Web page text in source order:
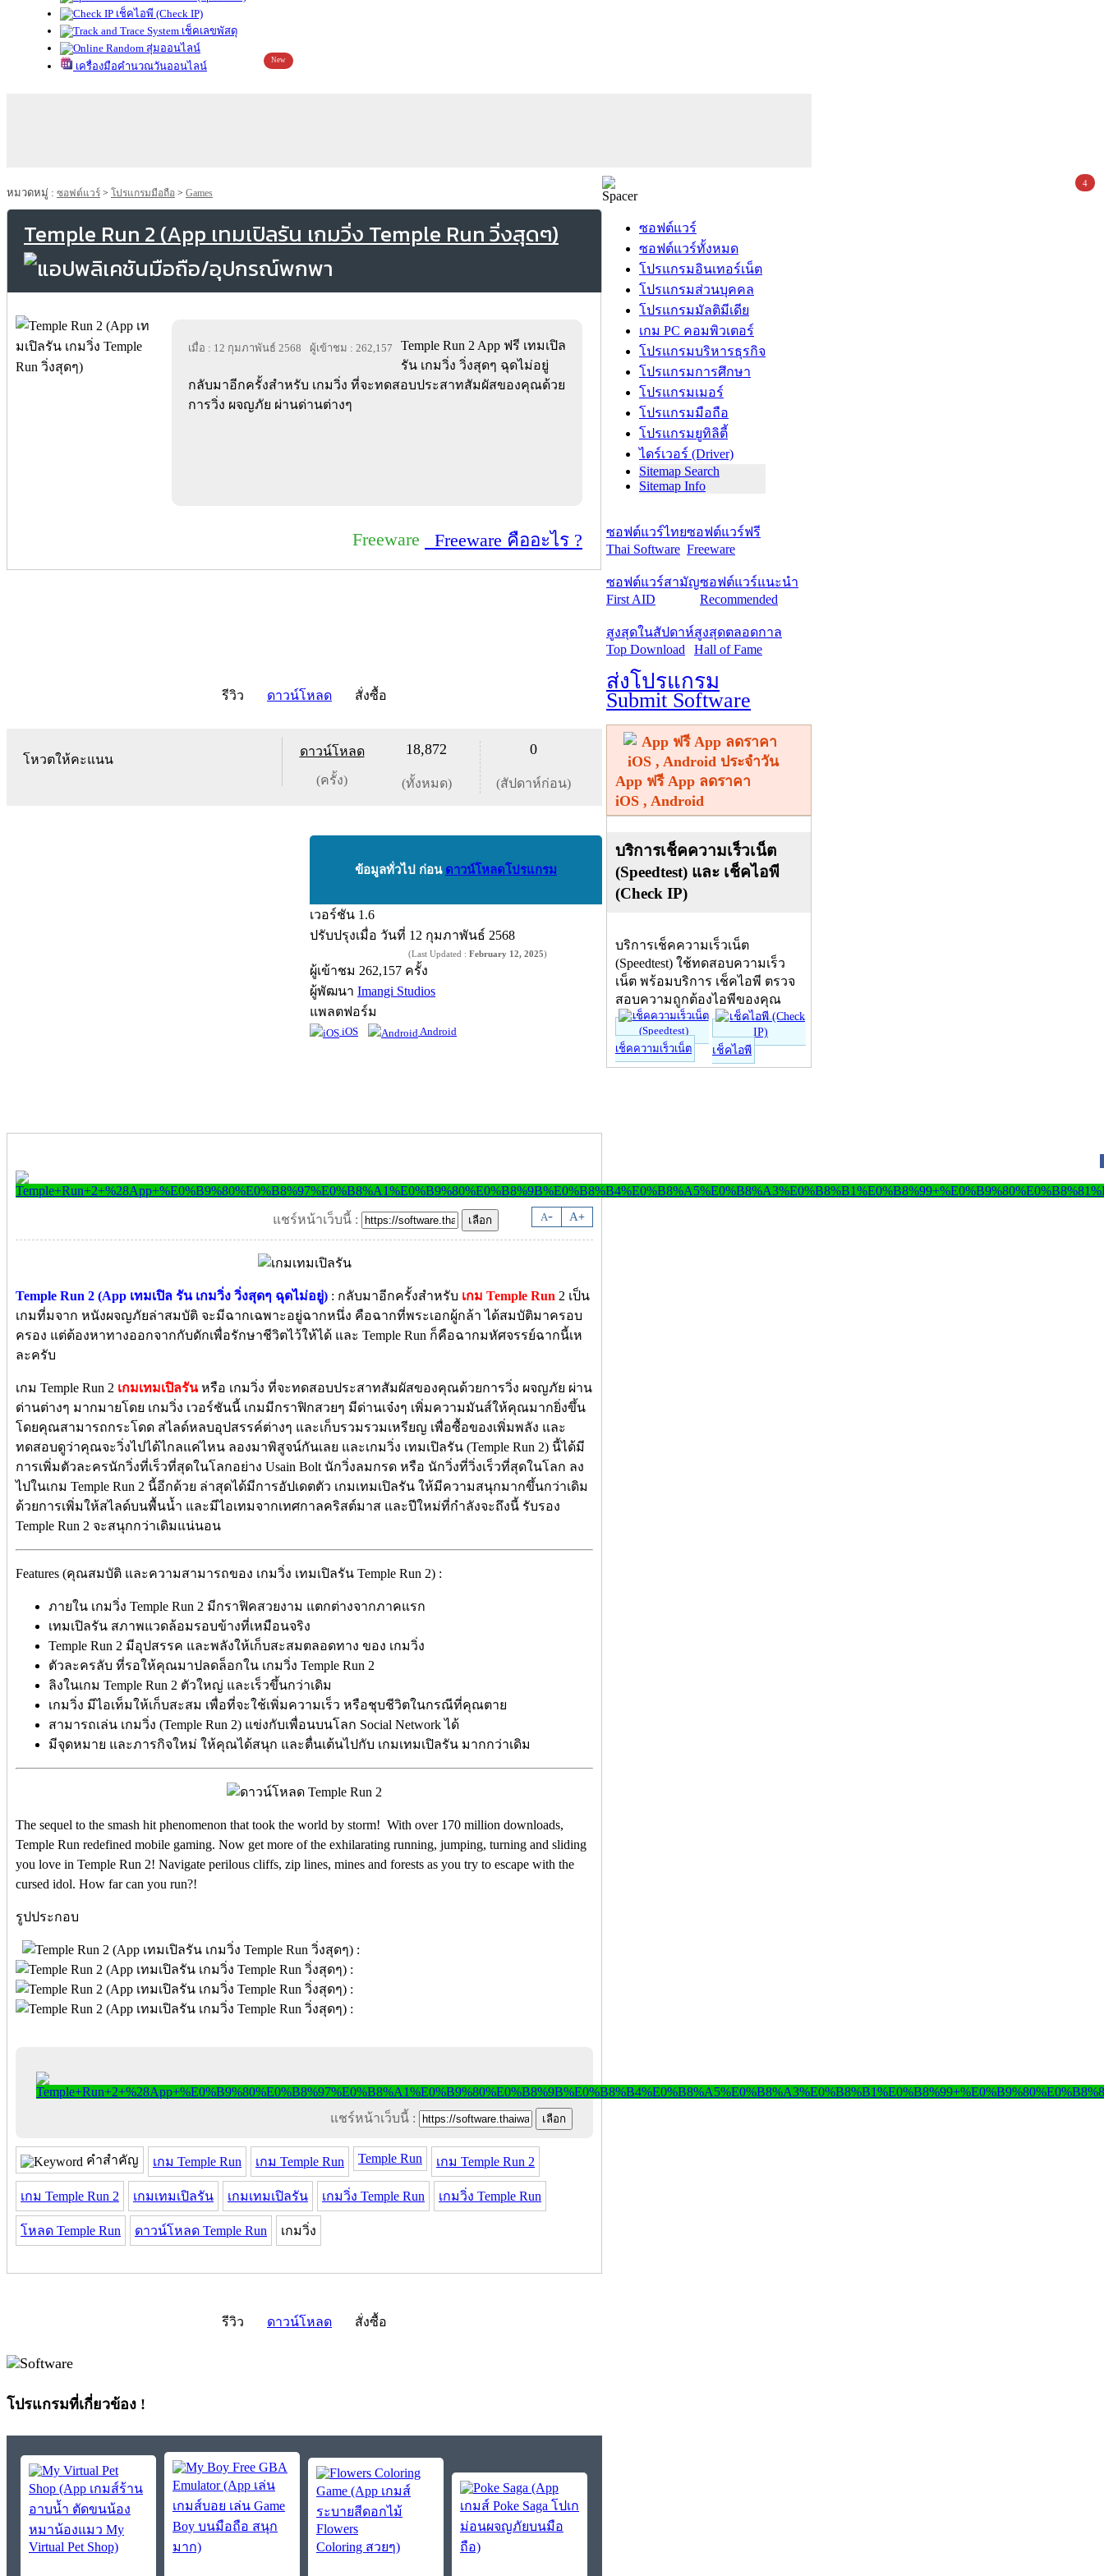
เช็คไอพี (Check IP)
เช็คเลขพัสดุ
สุ่มออนไลน์
เครื่องมือคำนวณวันออนไลน์
New
หมวดหมู่ : ซอฟต์แวร์ > โปรแกรมมือถือ > Games
Temple Run 2 (App เทมเปิลรัน เกมวิ่ง Temple Run วิ่งสุดๆ)
เมื่อ : 12 กุมภาพันธ์ 2568 ผู้เข้าชม : 262,157
Temple Run 2 App ฟรี เทมเปิล
รัน เกมวิ่ง วิ่งสุดๆ ฉุดไม่อยู่
กลับมาอีกครั้งสำหรับ เกมวิ่ง ที่จะทดสอบประสาทสัมผัสของคุณด้วย
การวิ่ง ผจญภัย ผ่านด่านต่างๆ
Freeware Freeware คืออะไร ?
รีวิว ดาวน์โหลด สั่งซื้อ
โหวตให้คะแนน
ดาวน์โหลด
(ครั้ง)
18,872
(ทั้งหมด)
0
(สัปดาห์ก่อน)
ข้อมูลทั่วไป ก่อน ดาวน์โหลดโปรแกรม
เวอร์ชัน 1.6
ปรับปรุงเมื่อ วันที่ 12 กุมภาพันธ์ 2568
(Last Updated : February 12, 2025)
ผู้เข้าชม 262,157 ครั้ง
ผู้พัฒนา Imangi Studios
แพลตฟอร์ม
iOS Android
A- A+
แชร์หน้าเว็บนี้ :
Temple Run 2 (App เทมเปิล รัน เกมวิ่ง วิ่งสุดๆ ฉุดไม่อยู่) : กลับมาอีกครั้งสำหรับ เกม Temple Run 2 เป็น
เกมที่มจาก หนังผจญภัยล่าสมบัติ จะมีฉากเฉพาะอยู่ฉากหนึ่ง คือฉากที่พระเอกผู้กล้า ได้สมบัติมาครอบ
ครอง แต่ต้องหาทางออกจากกับดักเพื่อรักษาชีวิตไว้ให้ได้ และ Temple Run ก็คือฉากมหัศจรรย์ฉากนี้เห
ละครับ
เกม Temple Run 2 เกมเทมเปิลรัน หรือ เกมวิ่ง ที่จะทดสอบประสาทสัมผัสของคุณด้วยการวิ่ง ผจญภัย ผ่าน
ด่านต่างๆ มากมายโดย เกมวิ่ง เวอร์ชันนี้ เกมมีกราฟิกสวยๆ มีด่านเจ๋งๆ เพิ่มความมันส์ให้คุณมากยิ่งขึ้น
โดยคุณสามารถกระโดด สไลด์หลบอุปสรรค์ต่างๆ และเก็บรวมรวมเหรียญ เพื่อซื้อของเพิ่มพลัง และ
ทดสอบดูว่าคุณจะวิ่งไปได้ไกลแค่ไหน ลองมาพิสูจน์กันเลย และเกมวิ่ง เทมเปิลรัน (Temple Run 2) นี้ได้มี
การเพิ่มตัวละครนักวิ่งที่เร็วที่สุดในโลกอย่าง Usain Bolt นักวิ่งลมกรด หรือ นักวิ่งที่วิ่งเร็วที่สุดในโลก ลง
ไปในเกม Temple Run 2 นี้อีกด้วย ล่าสุดได้มีการอัปเดตตัว เกมเทมเปิลรัน ให้มีความสนุกมากขึ้นกว่าเดิม
ด้วยการเพิ่มให้สไลด์บนพื้นน้ำ และมีไอเทมจากเทศกาลคริสต์มาส และปีใหม่ที่กำลังจะถึงนี้ รับรอง
Temple Run 2 จะสนุกกว่าเดิมแน่นอน
Features (คุณสมบัติ และความสามารถของ เกมวิ่ง เทมเปิลรัน Temple Run 2) :
ภายใน เกมวิ่ง Temple Run 2 มีกราฟิคสวยงาม แตกต่างจากภาคแรก
เทมเปิลรัน สภาพแวดล้อมรอบข้างที่เหมือนจริง
Temple Run 2 มีอุปสรรค และพลังให้เก็บสะสมตลอดทาง ของ เกมวิ่ง
ตัวละครลับ ที่รอให้คุณมาปลดล็อกใน เกมวิ่ง Temple Run 2
ลิงในเกม Temple Run 2 ตัวใหญ่ และเร็วขึ้นกว่าเดิม
เกมวิ่ง มีไอเท็มให้เก็บสะสม เพื่อที่จะใช้เพิ่มความเร็ว หรือชุบชีวิตในกรณีที่คุณตาย
สามารถเล่น เกมวิ่ง (Temple Run 2) แข่งกับเพื่อนบนโลก Social Network ได้
มีจุดหมาย และภารกิจใหม่ ให้คุณได้สนุก และตื่นเต้นไปกับ เกมเทมเปิลรัน มากกว่าเดิม
The sequel to the smash hit phenomenon that took the world by storm! With over 170 million downloads,
Temple Run redefined mobile gaming. Now get more of the exhilarating running, jumping, turning and sliding
you love in Temple Run 2! Navigate perilous cliffs, zip lines, mines and forests as you try to escape with the
cursed idol. How far can you run?!
รูปประกอบ
แชร์หน้าเว็บนี้ :
คำสำคัญ เกม Temple Run เกม Temple Run Temple Run เกม Temple Run 2
เกม Temple Run 2 เกมเทมเปิลรัน เกมเทมเปิลรัน เกมวิ่ง Temple Run เกมวิ่ง Temple Run
โหลด Temple Run ดาวน์โหลด Temple Run เกมวิ่ง
รีวิว ดาวน์โหลด สั่งซื้อ
โปรแกรมที่เกี่ยวข้อง !
ซอฟต์แวร์
ซอฟต์แวร์ทั้งหมด
โปรแกรมอินเทอร์เน็ต
โปรแกรมส่วนบุคคล
โปรแกรมมัลติมีเดีย
เกม PC คอมพิวเตอร์
โปรแกรมบริหารธุรกิจ
โปรแกรมการศึกษา
โปรแกรมเมอร์
โปรแกรมมือถือ
โปรแกรมยูทิลิตี้
ไดร์เวอร์ (Driver)
Sitemap Search
Sitemap Info
ซอฟต์แวร์ไทย
Thai Software
ซอฟต์แวร์ฟรี
Freeware
ซอฟต์แวร์สามัญ
First AID
ซอฟต์แวร์แนะนำ
Recommended
สูงสุดในสัปดาห์
Top Download
สูงสุดตลอดกาล
Hall of Fame
ส่งโปรแกรม
Submit Software
App ฟรี App ลดราคา
iOS , Android
บริการเช็คความเร็วเน็ต
(Speedtest) และ เช็คไอพี
(Check IP)
บริการเช็คความเร็วเน็ต
(Speedtest) ใช้ทดสอบความเร็ว
เน็ต พร้อมบริการ เช็คไอพี ตรวจ
สอบความถูกต้องไอพีของคุณ
เช็คความเร็วเน็ต เช็คไอพี
4